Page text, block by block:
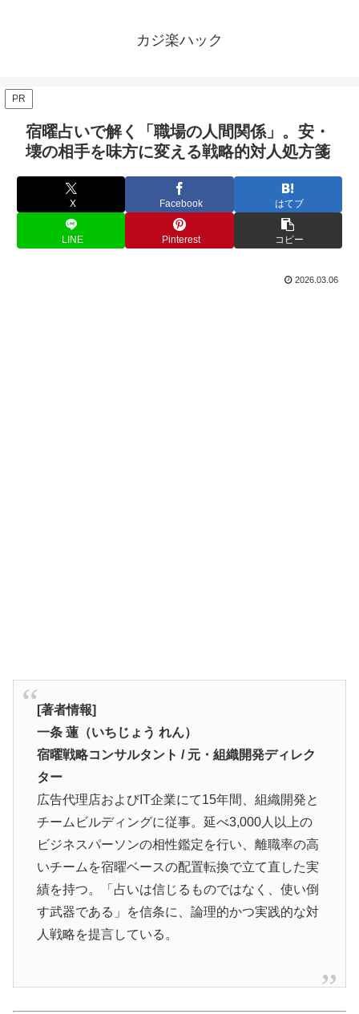
カジ楽ハック
PR
宿曜占いで解く「職場の人間関係」。安・
壊の相手を味方に変える戦略的対人処方箋
X Facebook はてブ
LINE Pinterest コピー
2026.03.06
[著者情報]
一条 蓮（いちじょう れん）
宿曜戦略コンサルタント / 元・組織開発ディレク
ター
広告代理店およびIT企業にて15年間、組織開発と
チームビルディングに従事。延べ3,000人以上の
ビジネスパーソンの相性鑑定を行い、離職率の高
いチームを宿曜ベースの配置転換で立て直した実
績を持つ。「占いは信じるものではなく、使い倒
す武器である」を信条に、論理的かつ実践的な対
人戦略を提言している。